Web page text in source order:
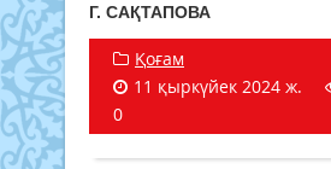
Г. САҚТАПОВА
Қоғам
11 қыркүйек 2024 ж.
0